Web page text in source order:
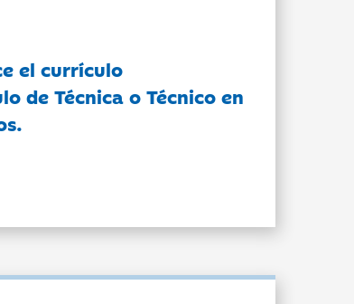
el currículo
de Técnica o Técnico en